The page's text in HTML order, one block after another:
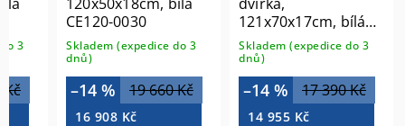
3
Kč
CE120-0030
Skladem (expedice do 3
dnů)
19 660 Kč
–14 %
16 908 Kč
121x70x17cm, bílá
lesk RIW120-0030
Skladem (expedice do 3
dnů)
17 390 Kč
–14 %
14 955 Kč